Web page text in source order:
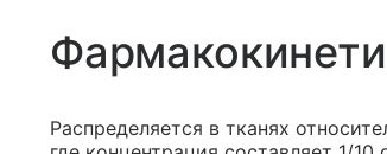
Распределяется в тканях